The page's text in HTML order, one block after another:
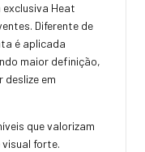
Heat
Diferente de
é aplicada
maior definição,
em
que valorizam
forte.